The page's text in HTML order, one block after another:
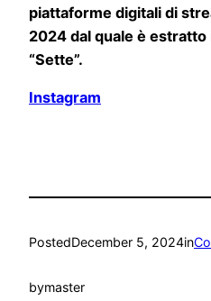
piattaforme digitali di
2024 dal quale è estratto
“Sette”.
Instagram
PostedDecember 5, 2024in
bymaster